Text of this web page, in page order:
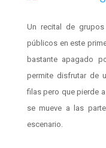
Un recital de
públicos en este
bastante apagado
permite disfrutar de
filas pero que pierde
se mueve a las
escenario.